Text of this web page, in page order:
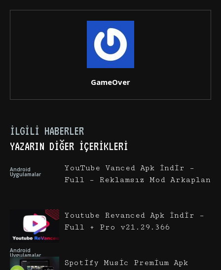
GameOver
İLGILI HABERLER
YAZARIN DIĞER İÇERIKLERI
Android
Uygulamalar
YouTube Vanced Apk İndir –
Full – Reklamsız Mod Arkaplan
Android
Uygulamalar
Youtube Revanced Apk İndir –
Full + Pro v21.29.366
Spotify Music Premium Apk